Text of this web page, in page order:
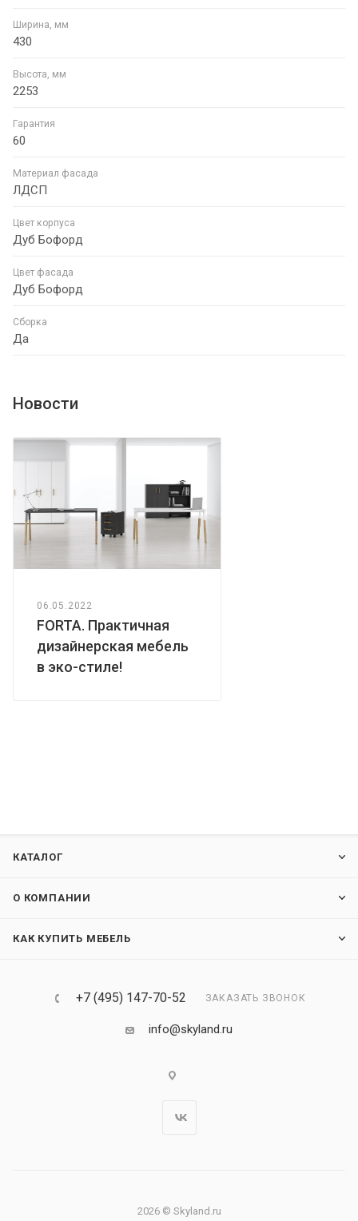
Ширина, мм
430
Высота, мм
2253
Гарантия
60
Материал фасада
ЛДСП
Цвет корпуса
Дуб Бофорд
Цвет фасада
Дуб Бофорд
Сборка
Да
Новости
06.05.2022
FORTA. Практичная
дизайнерская мебель
в эко-стиле!
КАТАЛОГ
О КОМПАНИИ
КАК КУПИТЬ МЕБЕЛЬ
+7 (495) 147-70-52 ЗАКАЗАТЬ ЗВОНОК
info@skyland.ru
2026 © Skyland.ru